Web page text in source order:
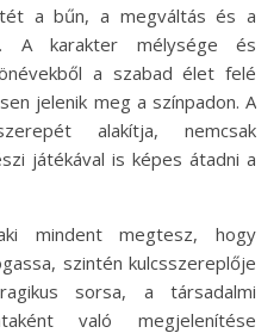
a bűn, a megváltás és a
A karakter mélysége és
a szabad élet felé
jelenik meg a színpadon. A
alakítja, nemcsak
játékával is képes átadni a
mindent megtesz, hogy
szintén kulcsszereplője
sorsa, a társadalmi
való megjelenítése